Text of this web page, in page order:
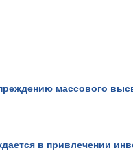
массового
в привлечении